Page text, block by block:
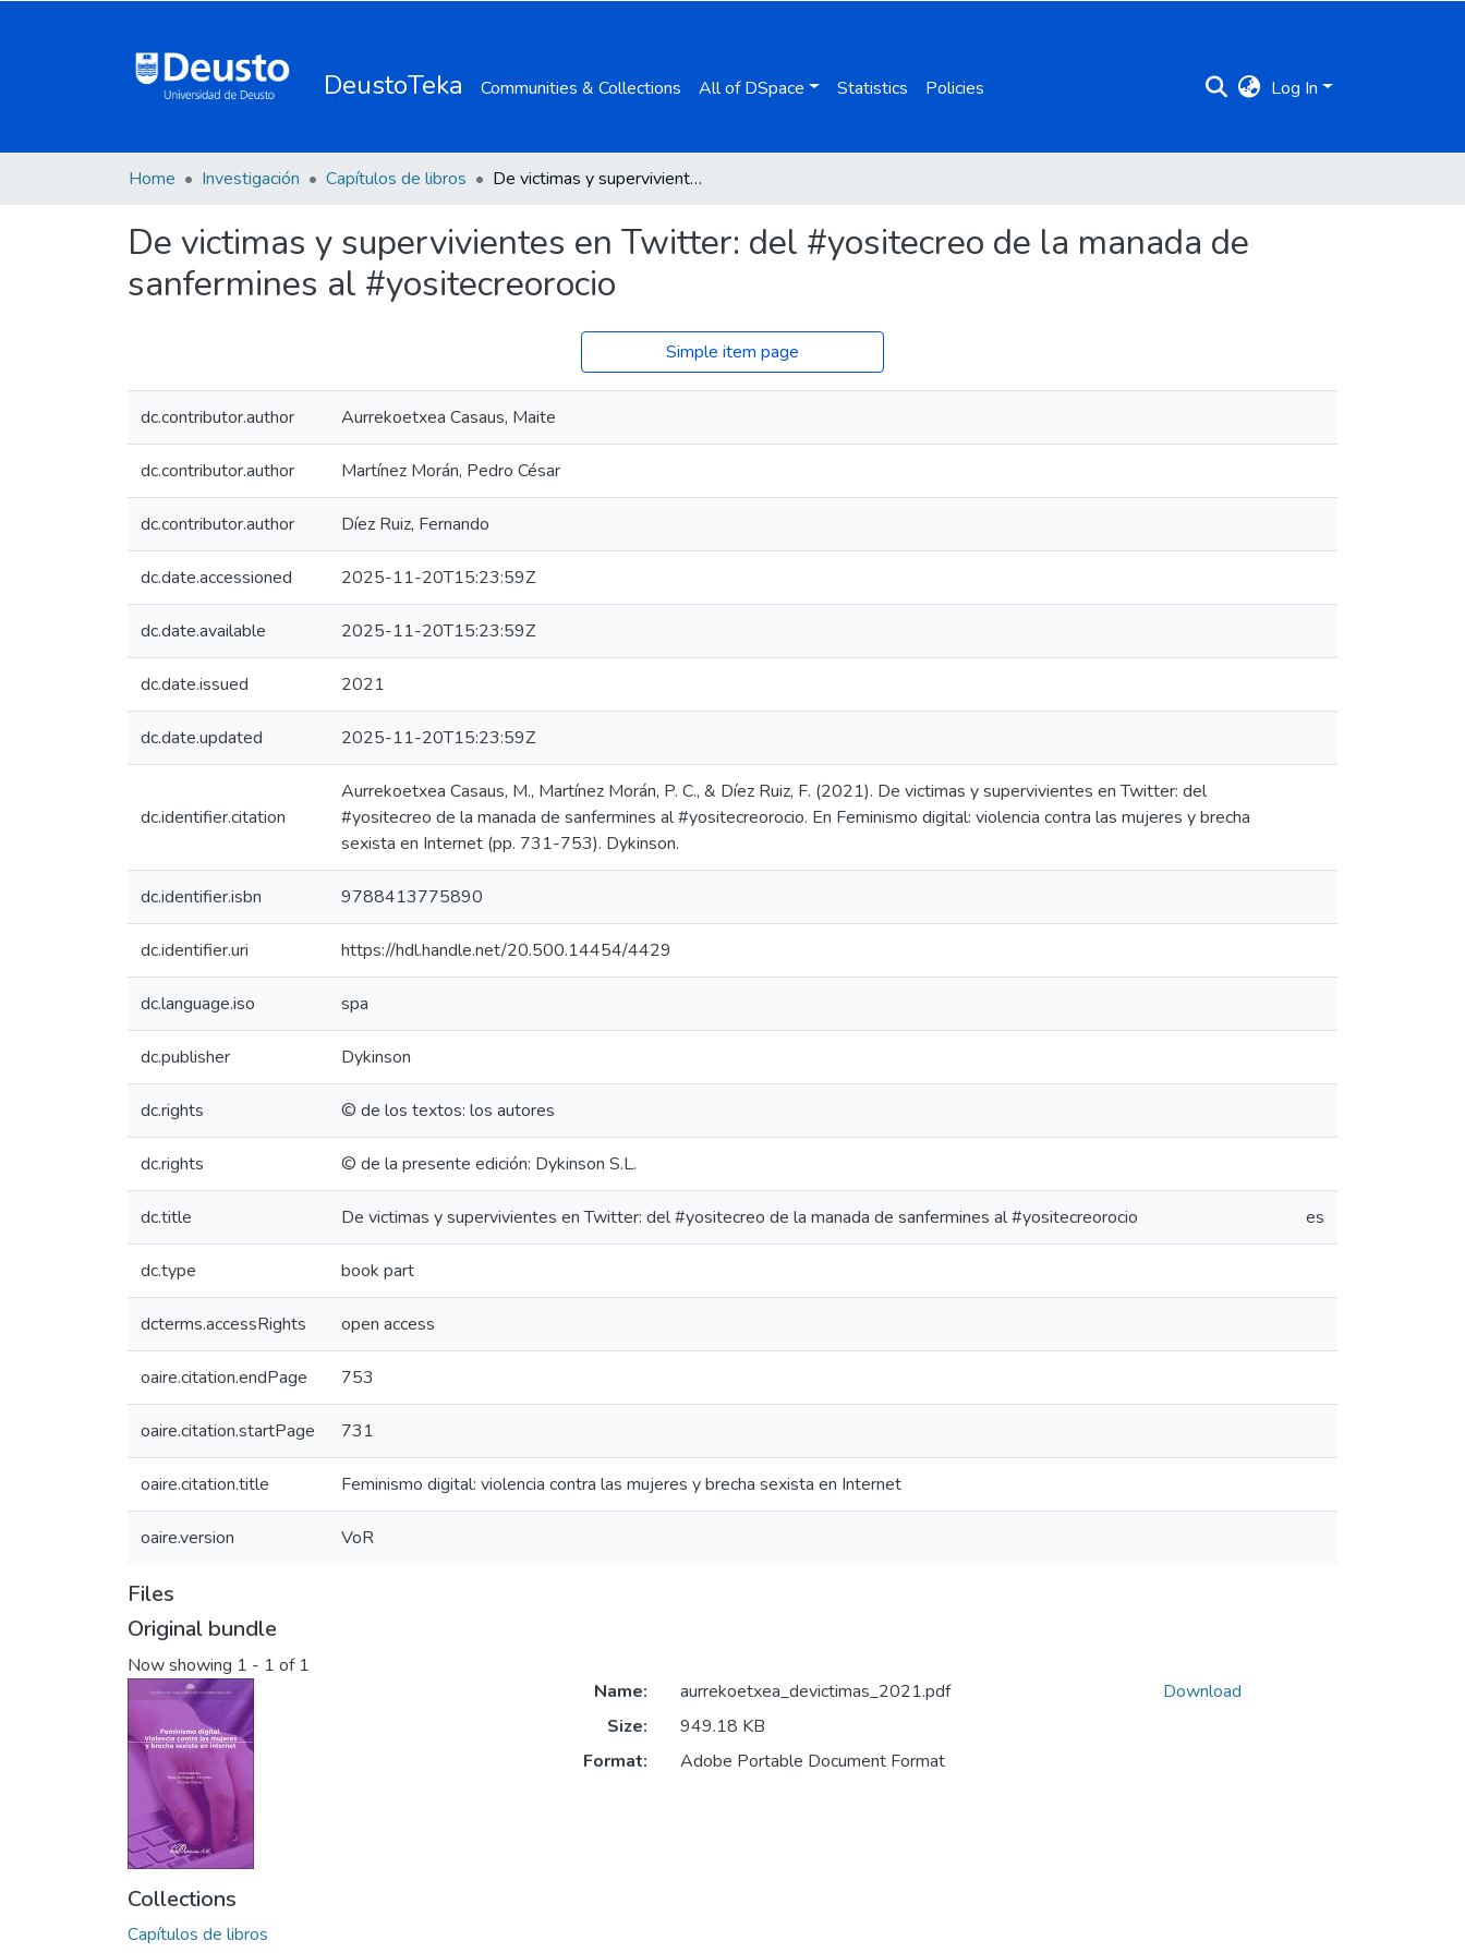
DeustoTeka Communities & Collections All of DSpace Statistics Policies Log In
Home Investigación Capítulos de libros De victimas y supervivientes en Twitter: del #yositecreo de la manada de sanfermines al #yositecreorocio
De victimas y supervivientes en Twitter: del #yositecreo de la manada de
sanfermines al #yositecreorocio
Simple item page
dc.contributor.author Aurrekoetxea Casaus, Maite
dc.contributor.author Martínez Morán, Pedro César
dc.contributor.author Díez Ruiz, Fernando
dc.date.accessioned 2025-11-20T15:23:59Z
dc.date.available 2025-11-20T15:23:59Z
dc.date.issued 2021
dc.date.updated 2025-11-20T15:23:59Z
dc.identifier.citation
Aurrekoetxea Casaus, M., Martínez Morán, P. C., & Díez Ruiz, F. (2021). De victimas y supervivientes en Twitter: del
#yositecreo de la manada de sanfermines al #yositecreorocio. En Feminismo digital: violencia contra las mujeres y brecha
sexista en Internet (pp. 731-753). Dykinson.
dc.identifier.isbn 9788413775890
dc.identifier.uri https://hdl.handle.net/20.500.14454/4429
dc.language.iso spa
dc.publisher Dykinson
dc.rights © de los textos: los autores
dc.rights © de la presente edición: Dykinson S.L.
dc.title De victimas y supervivientes en Twitter: del #yositecreo de la manada de sanfermines al #yositecreorocio es
dc.type book part
dcterms.accessRights open access
oaire.citation.endPage 753
oaire.citation.startPage 731
oaire.citation.title Feminismo digital: violencia contra las mujeres y brecha sexista en Internet
oaire.version VoR
Files
Original bundle
Now showing 1 - 1 of 1
Name:
aurrekoetxea_devictimas_2021.pdf
Size:
949.18 KB
Format:
Adobe Portable Document Format
Download
Collections
Capítulos de libros